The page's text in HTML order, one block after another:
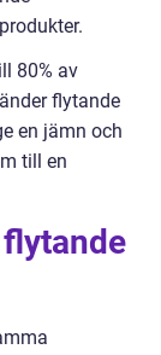
80% av
flytande
en jämn och
till en